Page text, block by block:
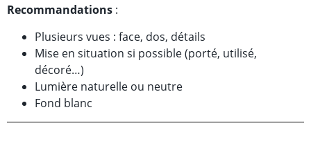
Recommandations :
Plusieurs vues : face, dos, détails
Mise en situation si possible (porté, utilisé,
décoré…)
Lumière naturelle ou neutre
Fond blanc